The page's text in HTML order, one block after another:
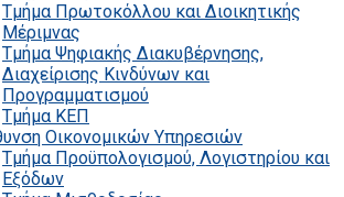
Τμήμα Πρωτοκόλλου και Διοικητικής
Μέριμνας
Τμήμα Ψηφιακής Διακυβέρνησης,
Διαχείρισης Κινδύνων και
Προγραμματισμού
Τμήμα ΚΕΠ
Οικονομικών Υπηρεσιών
Τμήμα Προϋπολογισμού, Λογιστηρίου και
Εξόδων